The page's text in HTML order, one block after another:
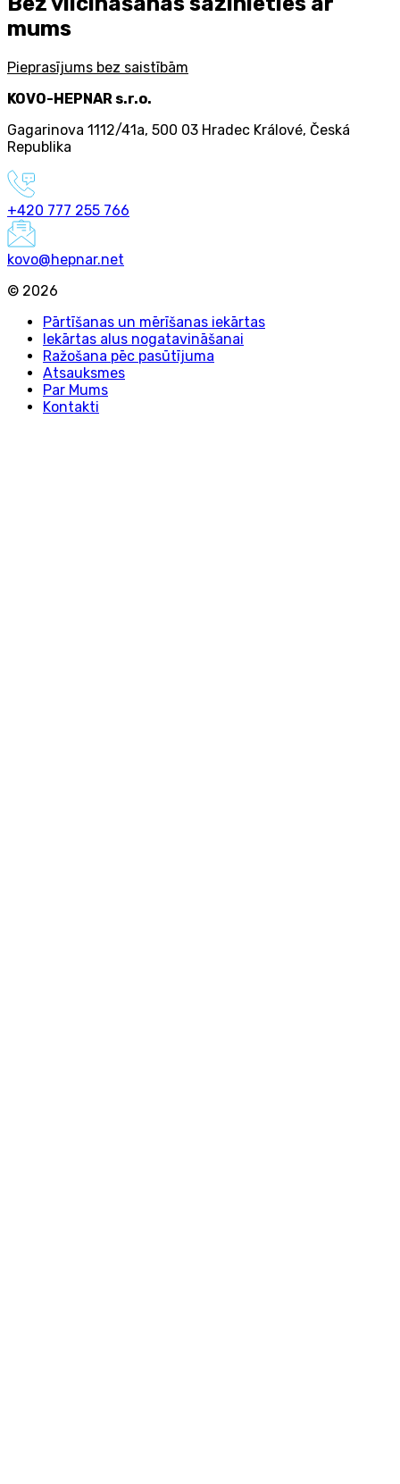
mums
Pieprasījums bez saistībām
KOVO-HEPNAR s.r.o.
Gagarinova 1112/41a, 500 03 Hradec Králové, Česká
Republika
+420 777 255 766
kovo@hepnar.net
© 2026
Pārtīšanas un mērīšanas iekārtas
Iekārtas alus nogatavināšanai
Ražošana pēc pasūtījuma
Atsauksmes
Par Mums
Kontakti